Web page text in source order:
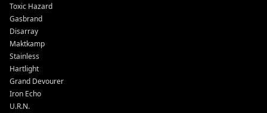
Toxic Hazard
Gasbrand
Disarray
Maktkamp
Stainless
Hartlight
Grand Devourer
Iron Echo
U.R.N.